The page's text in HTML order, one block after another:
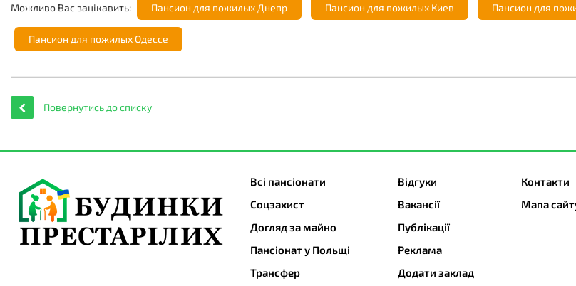
Можливо Вас зацікавить: Пансион для пожилых Днепр Пансион для пожилых Киев Пансион для
Пансион для пожилых Одессе
Повернутись до списку
Всі пансіонати
Cоцзахист
Догляд за майно
Пансіонат у Польщі
Трансфер
Відгуки
Вакансії
Публікації
Реклама
Додати заклад
Контакти
Мапа